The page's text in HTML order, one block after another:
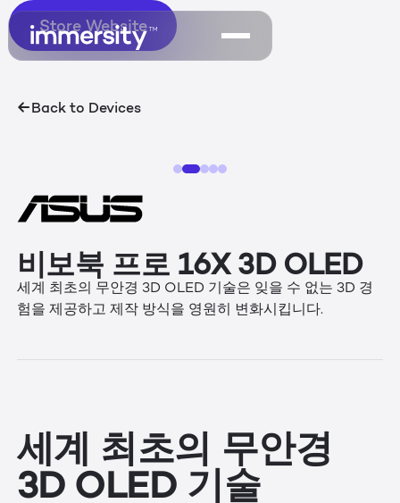
Back to Devices
비보북 프로 16X 3D OLED
세계 최초의 무안경 3D OLED 기술은 잊을 수 없는 3D 경
험을 제공하고 제작 방식을 영원히 변화시킵니다.
세계 최초의 무안경
3D OLED 기술
Store Website
Store Website